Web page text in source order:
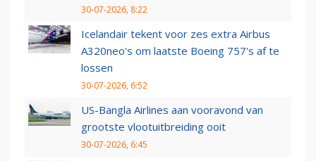
30-07-2026, 8:22
Icelandair tekent voor zes extra Airbus
A320neo's om laatste Boeing 757's af te
lossen
30-07-2026, 6:52
US-Bangla Airlines aan vooravond van
grootste vlootuitbreiding ooit
30-07-2026, 6:45